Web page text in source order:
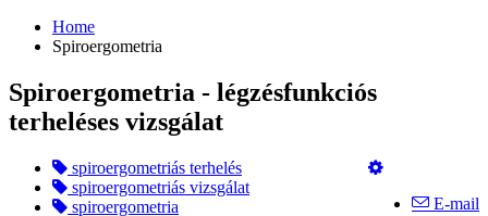
Home
Spiroergometria
Spiroergometria - légzésfunkciós
terheléses vizsgálat
E-mail
spiroergometriás terhelés
spiroergometriás vizsgálat
spiroergometria